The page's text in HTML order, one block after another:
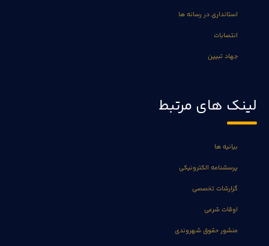
استانداری در رسانه ها
انتصابات
جهاد تبیین
لینک های مرتبط
بیانیه ها
پرسشنامه الکترونیکی
گزارشات تخصصی
اوقات شرعی
منشور حقوق شهروندی